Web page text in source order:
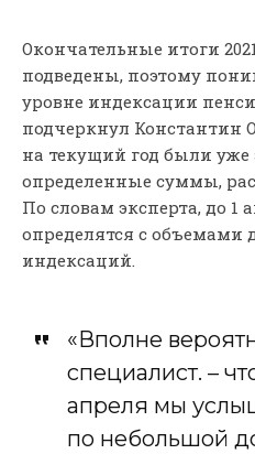
Окончательные итоги
подведены, поэтому
уровне индексации
подчеркнул Константин
на текущий год были
определенные суммы,
По словам эксперта, до 1
определятся с объемами
индексаций.
«Вполне
специалист. –
апреля мы
по небольшой